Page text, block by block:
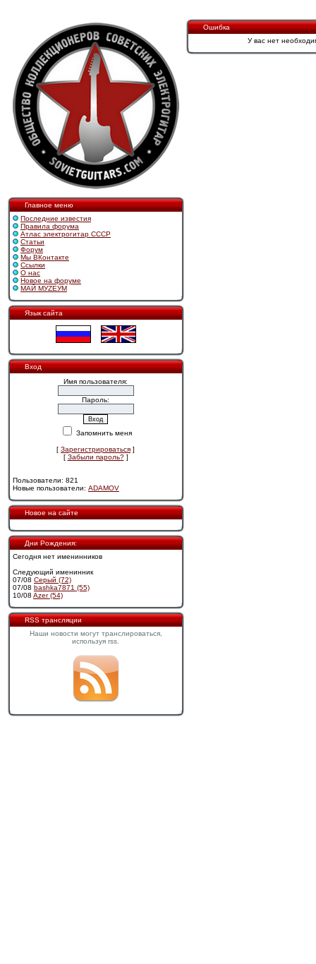
Главное меню
Последние известия
Правила форума
Атлас электрогитар СССР
Статьи
Форум
Мы ВКонтакте
Ссылки
О нас
Новое на форуме
МАЙ МУZЕУМ
Язык сайта
Вход
Имя пользователя:
Пароль:
Запомнить меня
[ Зарегистрироваться ]
[ Забыли пароль?]
Пользователи: 821
Новые пользователи: ADAMOV
Новое на сайте
Дни Рождения:
Сегодня нет именинников
Следующий именинник
07/08 Cерый (72)
07/08 bashka7871 (55)
10/08 Azer (54)
RSS трансляции
Наши новости могут транслироваться,
используя rss.
Ошибка
У вас нет